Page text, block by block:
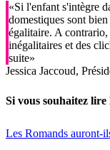
«Si l'enfant s'intègre
domestiques sont
égalitaire. A
inégalitaires et des
suite»
Jessica Jaccoud,
Si vous souhaitez
Les Romands auront-